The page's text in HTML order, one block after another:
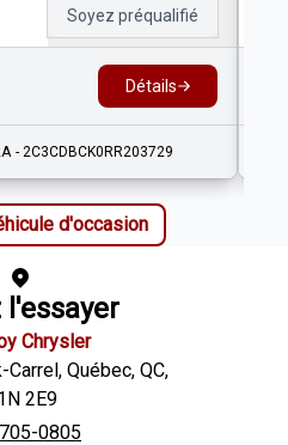
Soyez préqualifié
Détails
- 2C3CDBCK0RR203729
d'occasion
l'essayer
Chrysler
Carrel, Québec, QC,
2E9
0805